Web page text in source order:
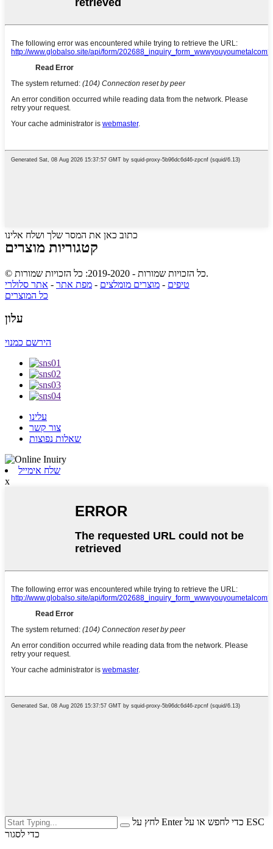
כתוב כאן את המסר שלך ושלח אלינו
קטגוריות מוצרים
© כל הזכויות שמורות - 2019-2020: כל הזכויות שמורות.
טיפים - מוצרים מומלצים - מפת אתר - אתר סלולרי
כל המוצרים
עלון
הירשם כמנוי
עלינו
צור קשר
שאלות נפוצות
שלח אימייל
x
לחץ על Enter כדי לחפש או על ESC
כדי לסגור